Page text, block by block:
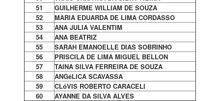
51
GUILHERME WILLIAM DE SOUZA
52
MARIA EDUARDA DE LIMA CORDASSO
53
ANA JULIA VALENTIM
54
ANA BEATRIZ
55
SARAH EMANOELLE DIAS SOBRINHO
56
PRISCILA DE LIMA MIGUEL BELLON
57
TAINA SILVA FERREIRA DE SOUZA
58
ANGéLICA SCAVASSA
59
CLóVIS ROBERTO CARACELI
60
AYANNE DA SILVA ALVES